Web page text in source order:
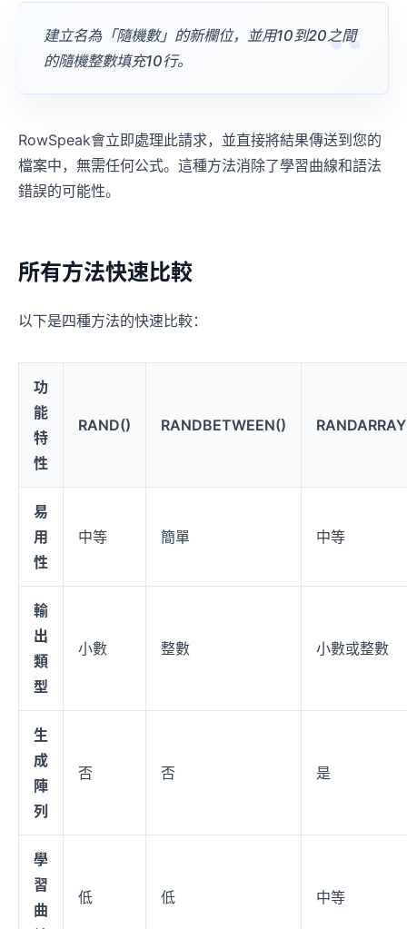
建立名為「隨機數」的新欄位，並用10到20之間
的隨機整數填充10行。
RowSpeak會立即處理此請求，並直接將結果傳送到您的
檔案中，無需任何公式。這種方法消除了學習曲線和語法
錯誤的可能性。
所有方法快速比較
以下是四種方法的快速比較：
功
能
特
性
RAND() RANDBETWEEN()
易
用
性
中等 簡單 中等
輸
出
類
型
小數 整數 小數或整數
生
成
陣
列
否 否 是
學
習
曲
低 低 中等